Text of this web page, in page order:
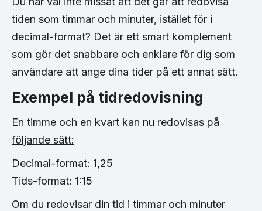
tiden som timmar och minuter, istället för i
decimal-format? Det är ett smart komplement
som gör det snabbare och enklare för dig som
användare att ange dina tider på ett annat sätt.
Exempel på tidredovisning
En timme och en kvart kan nu redovisas på
följande sätt:
Decimal-format: 1,25
Tids-format: 1:15
Om du redovisar din tid i timmar och minuter